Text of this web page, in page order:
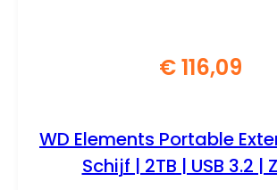
€116,09
WD Elements Portable
Schijf | 2TB | USB 3.2 |